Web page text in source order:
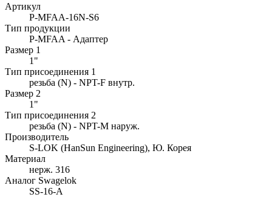
Артикул
P-MFAA-16N-S6
Тип продукции
P-MFAA - Адаптер
Размер 1
1"
Тип присоединения 1
резьба (N) - NPT-F внутр.
Размер 2
1"
Тип присоединения 2
резьба (N) - NPT-M наруж.
Производитель
S-LOK (HanSun Engineering), Ю. Корея
Материал
нерж. 316
Аналог Swagelok
SS-16-A